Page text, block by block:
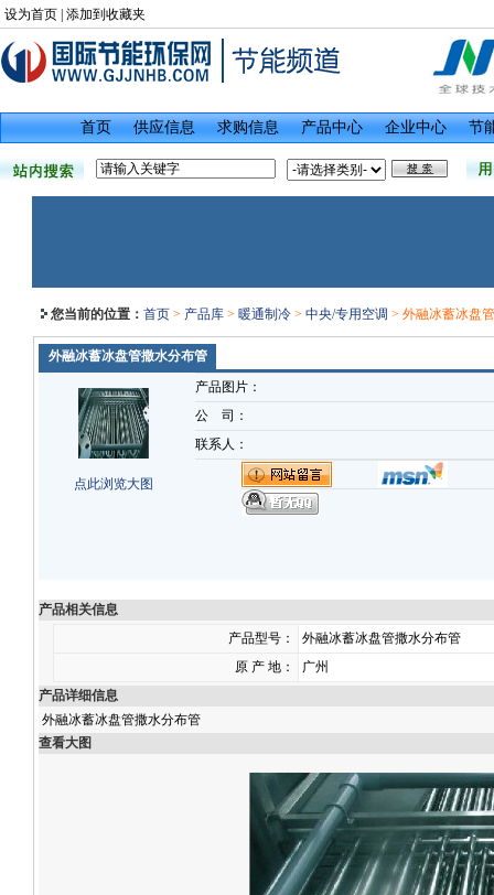
设为首页 添加到收藏夹
首页 供应信息 求购信息 产品中心 企业中心 节
您当前的位置： 首页> 产品库> 暖通制冷 > 中央/专用空调 > 外融冰蓄冰盘
外融冰蓄冰盘管撒水分布管
点此浏览大图
产品图片：
公 司：
联系人：
产品相关信息
产品型号：
外融冰蓄冰盘管撒水分布管
原 产 地：
广州
产品详细信息
外融冰蓄冰盘管撒水分布管
查看大图